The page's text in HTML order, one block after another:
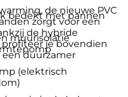
de nieuwe PVC
zorgt voor een
de hybride
je bovendien
een duurzamer
bedekt met pannen
muurisolatie
(elektrisch